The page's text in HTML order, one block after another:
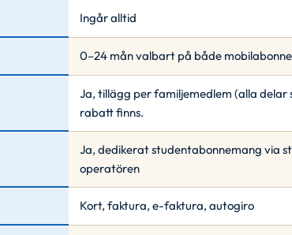
Ingår alltid
0–24 mån valbart på både
Ja, tillägg per familjemedlem (alla delar
rabatt finns.
Ja, dedikerat studentabonnemang via
operatören
Kort, faktura, e-faktura, autogiro